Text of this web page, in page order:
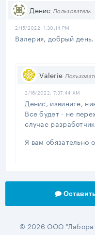
Денис Пользователь
2/15/2022, 1:30:14 PM
Валерия, добрый
Valerie
2/16/2022, 7:37:44 AM
Денис, извините,
Все будет - не
случае
Я вам обязательно
© 2026 ООО